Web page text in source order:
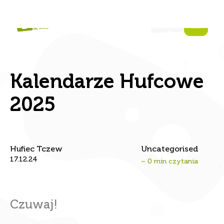
Kalendarze Hufcowe
2025
Hufiec Tczew
17.12.24
Uncategorised
~ 0 min czytania
Czuwaj!